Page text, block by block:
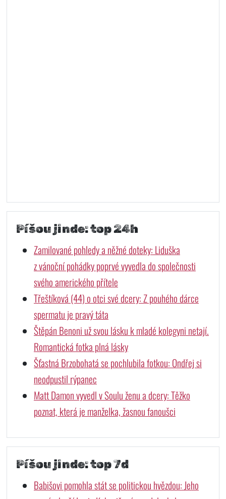
Píšou jinde: top 24h
Zamilované pohledy a něžné doteky: Liduška
z vánoční pohádky poprvé vyvedla do společnosti
svého amerického přítele
Třeštíková (44) o otci své dcery: Z pouhého dárce
spermatu je pravý táta
Štěpán Benoni už svou lásku k mladé kolegyni netají.
Romantická fotka plná lásky
Šťastná Brzobohatá se pochlubila fotkou: Ondřej si
neodpustil rýpanec
Matt Damon vyvedl v Soulu ženu a dcery: Těžko
poznat, která je manželka, žasnou fanoušci
Píšou jinde: top 7d
Babišovi pomohla stát se politickou hvězdou: Jeho